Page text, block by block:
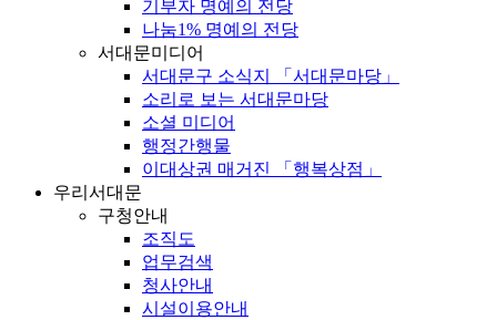
기부자 명예의 전당
나눔1% 명예의 전당
서대문미디어
서대문구 소식지 「서대문마당」
소리로 보는 서대문마당
소셜 미디어
행정간행물
이대상권 매거진 「행복상점」
우리서대문
구청안내
조직도
업무검색
청사안내
시설이용안내